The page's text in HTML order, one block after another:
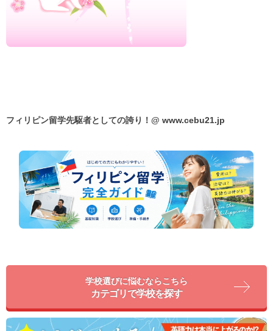
フィリピン留学先駆者としての誇り！@ www.cebu21.jp
学校選びに悩むならこちら
カテゴリで学校を探す